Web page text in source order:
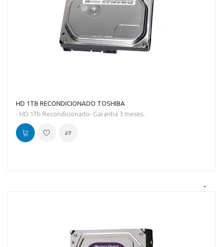
HD 1TB RECONDICIONADO TOSHIBA
- HD 1Tb Recondicionado- Garantia 3 meses..